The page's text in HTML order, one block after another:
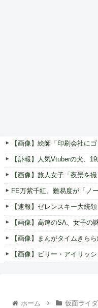
【画像】絵師「印刷会社に
【訃報】人気Vtuberの犬、
【画像】旅人女子「夜景を
FE万紫千紅、難易度が「ノ
【速報】ゼレンスキー大統
【画像】高速のSA、女子の
【画像】まんがタイムきら
【画像】ビリー・アイリッシ
ホーム 仮面ライ